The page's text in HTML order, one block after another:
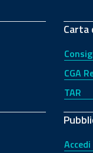
Carta
CGA
TAR
Accedi